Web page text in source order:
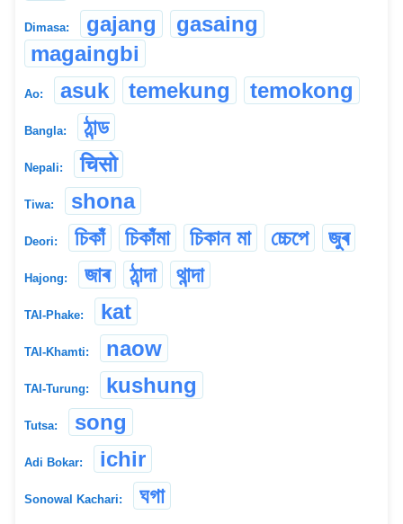
Dimasa: gajang
gasaing
magaingbi
Ao: asuk temekung temokong
Bangla: ঠান্ড
Nepali: चिसो
Tiwa: shona
Deori: চিকাঁ চিকাঁমা চিকান মা চ্চেপে জুৰ
Hajong: জাৰ ঠান্দা থান্দা
TAI-Phake: kat
TAI-Khamti: naow
TAI-Turung: kushung
Tutsa: song
Adi Bokar: ichir
Sonowal Kachari: ঘগা